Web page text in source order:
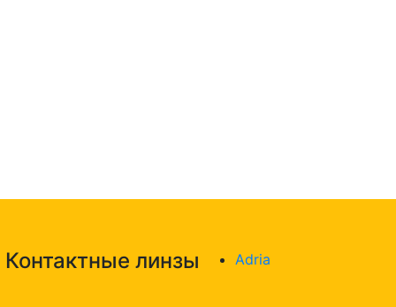
Контактные линзы Adria